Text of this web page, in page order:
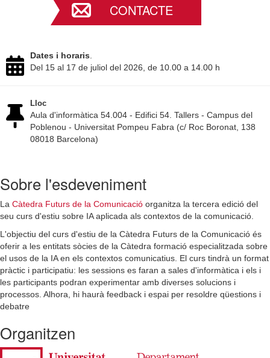
CONTACTE
Dates i horaris
Del 15 al 17 de juliol del 2026, de 10.00 a 14.00 h
Lloc
Aula d'informàtica 54.004 - Edifici 54. Tallers - Campus del
Poblenou - Universitat Pompeu Fabra (c/ Roc Boronat, 138
08018 Barcelona)
Sobre l'esdeveniment
La Càtedra Futurs de la Comunicació organitza la tercera edició del
seu curs d'estiu sobre IA aplicada als contextos de la comunicació.
L'objectiu del curs d'estiu de la Càtedra Futurs de la Comunicació és
oferir a les entitats sòcies de la Càtedra formació especialitzada sobre
el usos de la IA en els contextos comunicatius. El curs tindrà un format
pràctic i participatiu: les sessions es faran a sales d'informàtica i els i
les participants podran experimentar amb diverses solucions i
processos. Alhora, hi haurà feedback i espai per resoldre qüestions i
debatre
Organitzen